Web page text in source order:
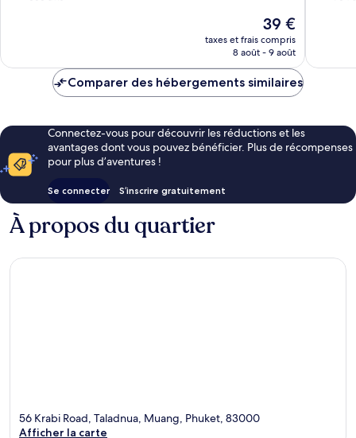
Le
nouveau
prix
de
39 €
taxes et frais compris
8 août - 9 août
Comparer des hébergements similaires
Connectez-vous pour découvrir les réductions et les
avantages dont vous pouvez bénéficier. Plus de récompenses
pour plus d’aventures !
Se connecter S’inscrire gratuitement
À propos du quartier
56 Krabi Road, Taladnua, Muang, Phuket, 83000
Afficher la carte